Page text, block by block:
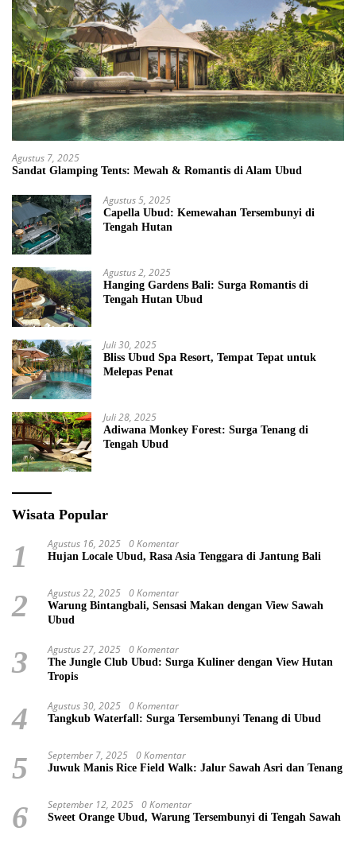
Agustus 7, 2025
Sandat Glamping Tents: Mewah & Romantis di Alam Ubud
Agustus 5, 2025
Capella Ubud: Kemewahan Tersembunyi di
Tengah Hutan
Agustus 2, 2025
Hanging Gardens Bali: Surga Romantis di
Tengah Hutan Ubud
Juli 30, 2025
Bliss Ubud Spa Resort, Tempat Tepat untuk
Melepas Penat
Juli 28, 2025
Adiwana Monkey Forest: Surga Tenang di
Tengah Ubud
Wisata Popular
1 Agustus 16, 2025 0 Komentar
Hujan Locale Ubud, Rasa Asia Tenggara di Jantung Bali
2 Agustus 22, 2025 0 Komentar
Warung Bintangbali, Sensasi Makan dengan View Sawah
Ubud
3 Agustus 27, 2025 0 Komentar
The Jungle Club Ubud: Surga Kuliner dengan View Hutan
Tropis
4 Agustus 30, 2025 0 Komentar
Tangkub Waterfall: Surga Tersembunyi Tenang di Ubud
5 September 7, 2025 0 Komentar
Juwuk Manis Rice Field Walk: Jalur Sawah Asri dan Tenang
6 September 12, 2025 0 Komentar
Sweet Orange Ubud, Warung Tersembunyi di Tengah Sawah